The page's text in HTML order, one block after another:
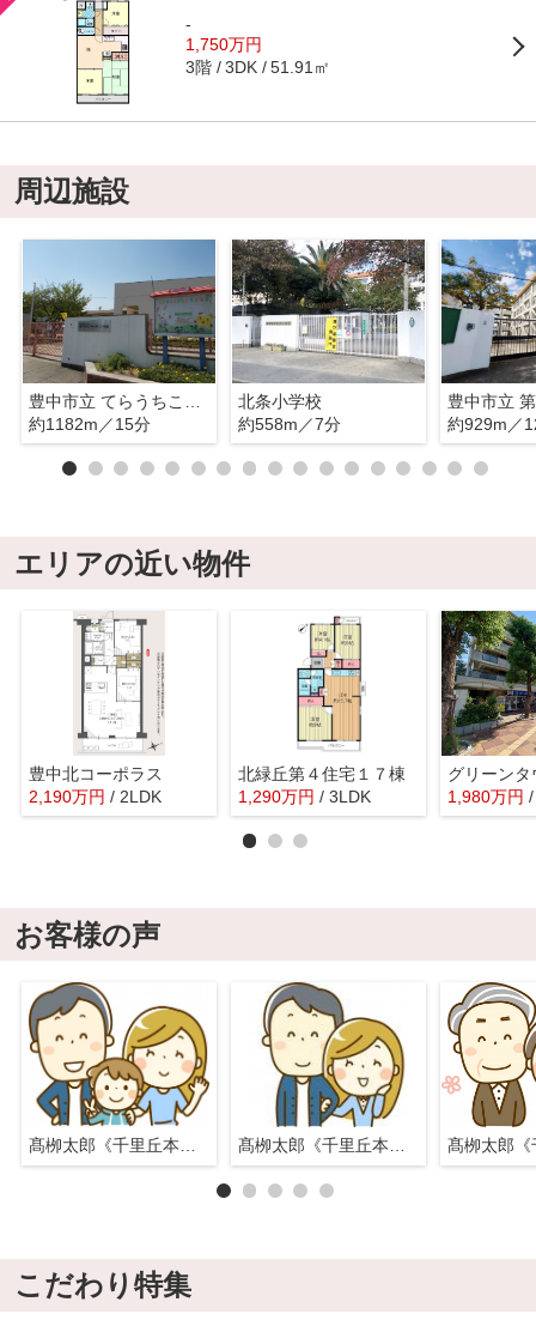
-
1,750万円
3階 3DK 51.91㎡
周辺施設
豊中市立 てらうちこども園
約1182m／15分
北条小学校
約558m／7分
豊中市立
約929m／
エリアの近い物件
豊中北コーポラス
2,190万円 / 2LDK
北緑丘第４住宅１７棟
1,290万円 / 3LDK 1,980万円
お客様の声
こだわり特集